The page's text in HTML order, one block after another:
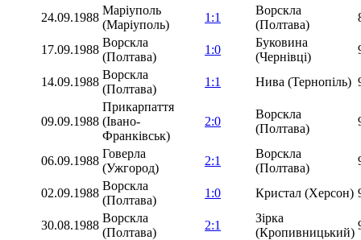
24.09.1988
Маріуполь
(Маріуполь)
1:1
Ворскла
(Полтава)
17.09.1988
Ворскла
(Полтава)
1:0
Буковина
(Чернівці)
14.09.1988
Ворскла
(Полтава)
1:1 Нива (Тернопіль)
09.09.1988
Прикарпаття
(Івано-
Франківськ)
2:0
Ворскла
(Полтава)
06.09.1988
Говерла
(Ужгород)
2:1
Ворскла
(Полтава)
02.09.1988
Ворскла
(Полтава)
1:0 Кристал (Херсон)
30.08.1988
Ворскла
(Полтава)
2:1
Зірка
(Кропивницький)